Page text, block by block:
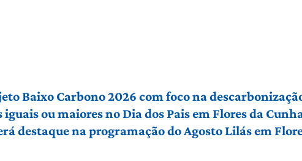
Baixo Carbono 2026 com foco na
ou maiores no Dia dos Pais em Flores da
destaque na programação do Agosto Lilás em